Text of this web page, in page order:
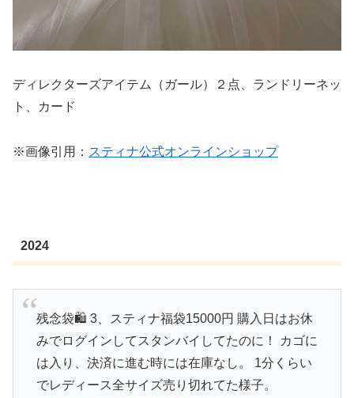
ディレクターズアイテム（ガール）２点、ランドリーネッ
ト、カード
※画像引用： スティナ公式オンラインショップ
2024
残念袋🛍️ 3、スティナ福袋15000円 購入日はお休
みでログインしてスタンバイしてたのに！ カゴに
は入り、決済に進む時には在庫なし。 1分くらい
でレディース全サイズ売り切れてた様子。